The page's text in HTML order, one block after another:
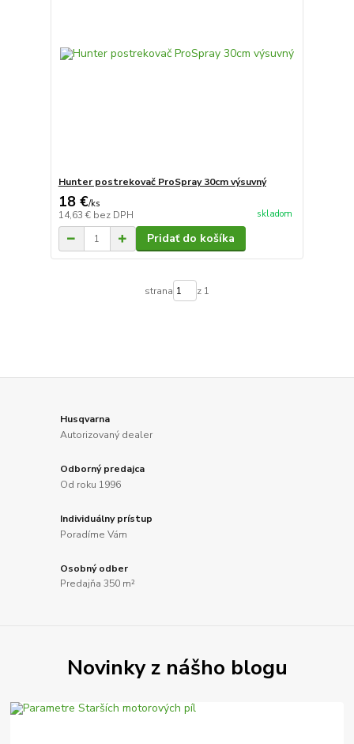
Hunter postrekovač ProSpray 30cm výsuvný
18 €/ks
14,63 € bez DPH skladom
Pridať do košíka
strana z 1
Husqvarna
Autorizovaný dealer
Odborný predajca
Od roku 1996
Individuálny prístup
Poradíme Vám
Osobný odber
Predajňa 350 m²
Novinky z nášho blogu